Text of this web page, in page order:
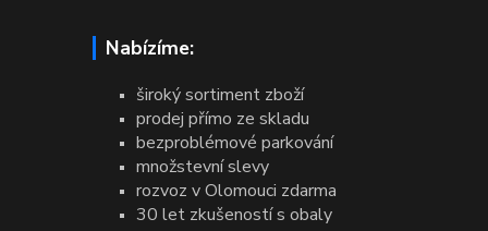
Nabízíme:
široký sortiment zboží
prodej přímo ze skladu
bezproblémové parkování
množstevní slevy
rozvoz v Olomouci zdarma
30 let zkušeností s obaly